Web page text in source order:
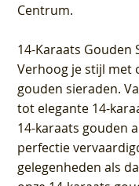
Centrum.
14-Karaats Gouden
Verhoog je stijl met
gouden sieraden.
tot elegante 14-
14-karaats gouden
perfectie
gelegenheden als